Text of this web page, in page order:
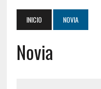
INICIO NOVIA
Novia